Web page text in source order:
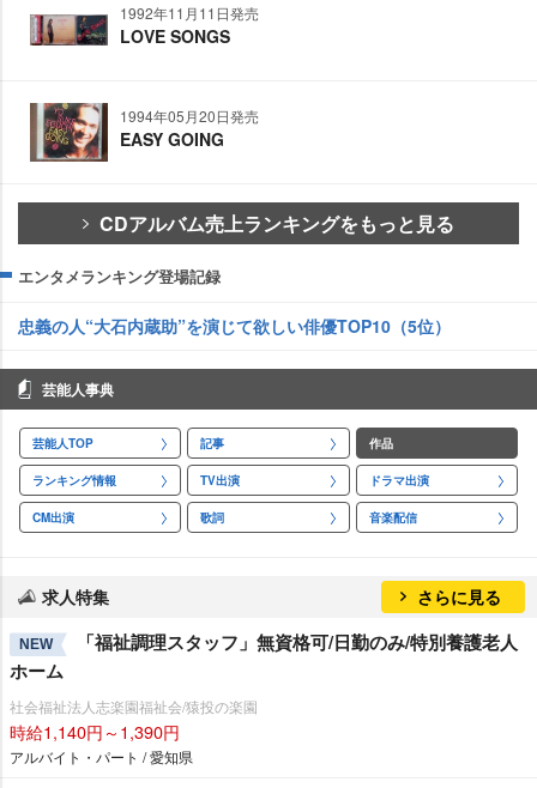
1992年11月11日発売
LOVE SONGS
1994年05月20日発売
EASY GOING
CDアルバム売上ランキングをもっと見る
エンタメランキング登場記録
忠義の人“大石内蔵助”を演じて欲しい俳優TOP10（5位）
芸能人事典
芸能人TOP 記事 作品
ランキング情報 TV出演 ドラマ出演
CM出演 歌詞 音楽配信
求人特集 さらに見る
NEW
「福祉調理スタッフ」無資格可/日勤のみ/特別養護老人
ホーム
社会福祉法人志楽園福祉会/猿投の楽園
時給1,140円～1,390円
アルバイト・パート / 愛知県